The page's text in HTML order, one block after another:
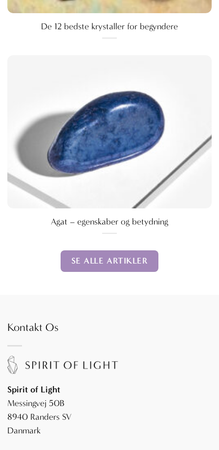
De 12 bedste krystaller for begyndere
Agat – egenskaber og betydning
SE ALLE ARTIKLER
Kontakt Os
Spirit of Light
Messingvej 50B
8940 Randers SV
Danmark